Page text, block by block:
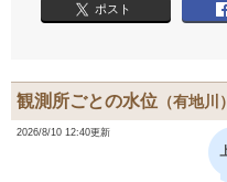
ポスト
観測所ごとの水位 （有地川）
2026/8/10 12:40更新